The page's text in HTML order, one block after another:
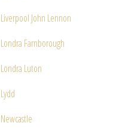
Liverpool John Lennon
Londra Farnborough
Londra Luton
Lydd
Newcastle